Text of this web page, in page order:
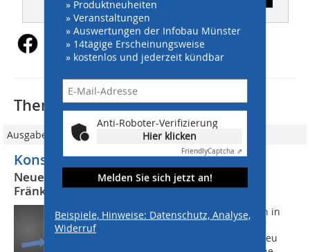
» Produktneuheiten
» Veranstaltungen
» Auswertungen der Infobau Münster
» 14tägige Erscheinungsweise
» kostenlos und jederzeit kündbar
Anti-Roboter-Verifizierung
Hier klicken
FriendlyCaptcha ⇗
Melden Sie sich jetzt an!
Beispiele, Hinweise: Datenschutz, Analyse,
Widerruf
Thematisch passende Artikel:
Ausgabe 08/2020
Konstanter Abfluss bei Starkregen
Neue Schlauchdrossel AquaLimit tube von
Fränkische
Laut statistischem Bundesamt werden in
Deutschland täglich Flächen mit einer
Gesamtgröße von 50 Fußballfeldern neu